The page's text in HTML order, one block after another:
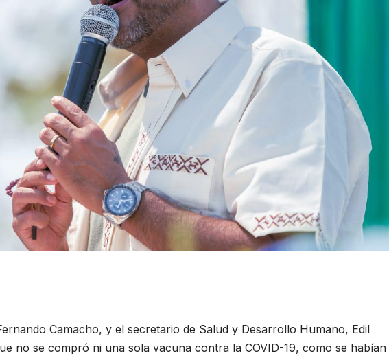
Camacho, y el secretario de Salud y Desarrollo Humano, Edil
no se compró ni una sola vacuna contra la COVID-19, como se habían